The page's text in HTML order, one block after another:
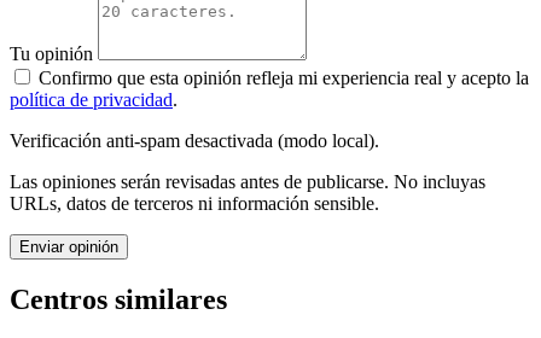
Tu opinión
Confirmo que esta opinión refleja mi experiencia real y acepto la
política de privacidad.
Verificación anti-spam desactivada (modo local).
Las opiniones serán revisadas antes de publicarse. No incluyas
URLs, datos de terceros ni información sensible.
Enviar opinión
Centros similares